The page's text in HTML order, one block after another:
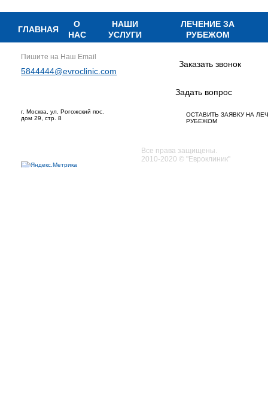
ГЛАВНАЯ
О
НАС
НАШИ
УСЛУГИ
ЛЕЧЕНИЕ ЗА
РУБЕЖОМ
Пишите на Наш Email
5844444@evroclinic.com
Заказать звонок
Задать вопрос
ОСТАВИТЬ ЗАЯВКУ НА
РУБЕЖОМ
г. Москва, ул. Рогожский пос.
дом 29, стр. 8
Все права защищены.
2010-2020 © "Евроклиник"